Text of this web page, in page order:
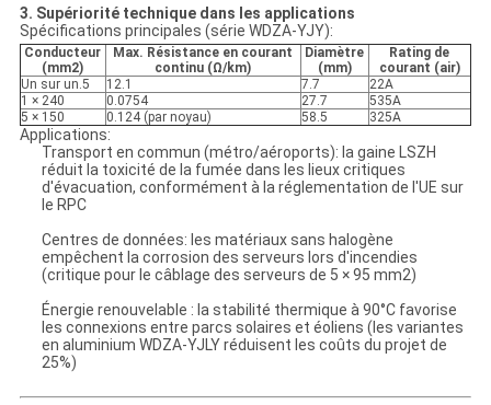
3. Supériorité technique dans les applications
Spécifications principales (série WDZA-YJY):
Conducteur
(mm2)
Max. Résistance en courant
continu (Ω/km)
Diamètre
(mm)
Rating de
courant (air)
Un sur un.5
12.1 7.7
22A
1 × 240
0.0754 27.7
535A
5 × 150
0.124 (par noyau) 58.5 325A
Applications:
Transport en commun (métro/aéroports): la gaine LSZH
réduit la toxicité de la fumée dans les lieux critiques
d'évacuation, conformément à la réglementation de l'UE sur
le RPC
Centres de données: les matériaux sans halogène
empêchent la corrosion des serveurs lors d'incendies
(critique pour le câblage des serveurs de 5 × 95 mm2)
Énergie renouvelable : la stabilité thermique à 90°C favorise
les connexions entre parcs solaires et éoliens (les variantes
en aluminium WDZA-YJLY réduisent les coûts du projet de
25%)